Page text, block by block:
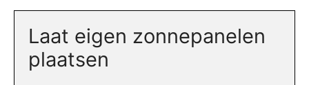
Laat eigen zonnepanelen
plaatsen